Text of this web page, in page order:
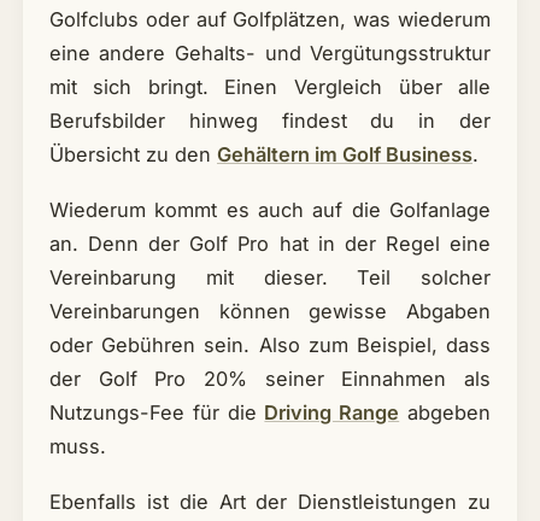
Golfclubs oder auf Golfplätzen, was wiederum
eine andere Gehalts- und Vergütungsstruktur
mit sich bringt. Einen Vergleich über alle
Berufsbilder hinweg findest du in der
Übersicht zu den Gehältern im Golf Business.
Wiederum kommt es auch auf die Golfanlage
an. Denn der Golf Pro hat in der Regel eine
Vereinbarung mit dieser. Teil solcher
Vereinbarungen können gewisse Abgaben
oder Gebühren sein. Also zum Beispiel, dass
der Golf Pro 20% seiner Einnahmen als
Nutzungs-Fee für die Driving Range abgeben
muss.
Ebenfalls ist die Art der Dienstleistungen zu